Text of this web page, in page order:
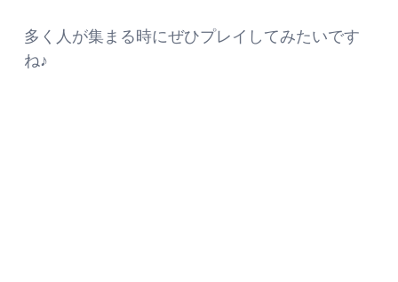
多く人が集まる時にぜひプレイしてみたいです
ね♪